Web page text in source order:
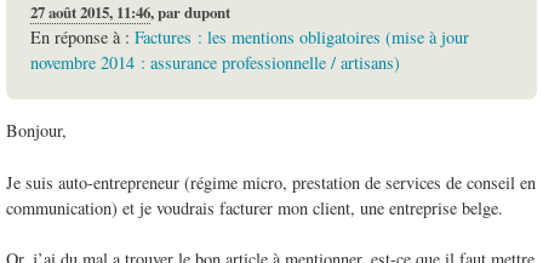
27 août 2015, 11:46,pardupont
En réponse à : Factures : les mentions obligatoires (mise à jour
novembre 2014 : assurance professionnelle / artisans)
Bonjour,
Je suis auto-entrepreneur (régime micro, prestation de services de conseil en
communication) et je voudrais facturer mon client, une entreprise belge.